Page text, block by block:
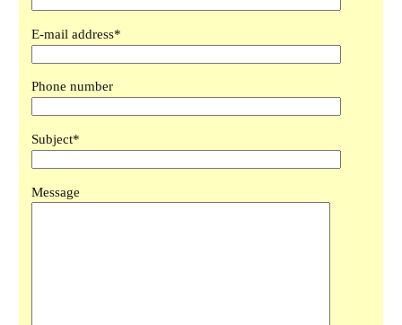
E-mail address*
Phone number
Subject*
Message